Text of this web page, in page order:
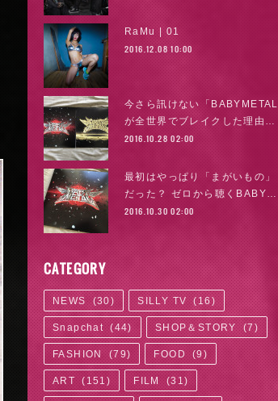
RaMu | 01
2016.12.08 10:00
今さら訊けない「BABYMETAL
が全世界でブレイクした理由…
2016.10.28 02:00
最初はやっぱり「まがいもの」
だった？ ゼロから聴くBABY…
2016.10.30 02:00
CATEGORY
NEWS (30) SILLY TV (16)
Snapchat (44) SHOP＆STORY (7)
FASHION (79) FOOD (9 )
ART ( 151 ) FILM (31)